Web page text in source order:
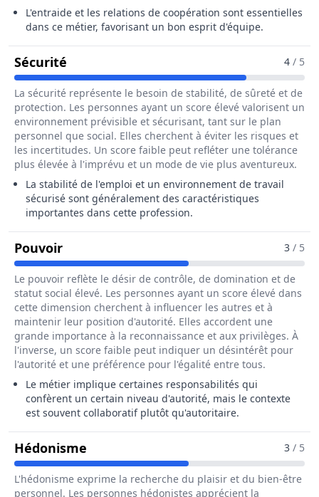
L'entraide et les relations de coopération sont essentielles
dans ce métier, favorisant un bon esprit d'équipe.
Sécurité Pour Le Métier De Hôte / Hôtesse De
4 / 5
La sécurité représente le besoin de stabilité, de sûreté et de
protection. Les personnes ayant un score élevé valorisent un
environnement prévisible et sécurisant, tant sur le plan
personnel que social. Elles cherchent à éviter les risques et
les incertitudes. Un score faible peut refléter une tolérance
plus élevée à l'imprévu et un mode de vie plus aventureux.
La stabilité de l'emploi et un environnement de travail
sécurisé sont généralement des caractéristiques
importantes dans cette profession.
PouvoirPour Le Métier De Hôte / Hôtesse De
3 / 5
Le pouvoir reflète le désir de contrôle, de domination et de
statut social élevé. Les personnes ayant un score élevé dans
cette dimension cherchent à influencer les autres et à
maintenir leur position d'autorité. Elles accordent une
grande importance à la reconnaissance et aux privilèges. À
l'inverse, un score faible peut indiquer un désintérêt pour
l'autorité et une préférence pour l'égalité entre tous.
Le métier implique certaines responsabilités qui
confèrent un certain niveau d'autorité, mais le contexte
est souvent collaboratif plutôt qu'autoritaire.
Hédonisme Pour Le Métier De Hôte / Hôtesse
3 / 5
L'hédonisme exprime la recherche du plaisir et du bien-être
personnel. Les personnes hédonistes apprécient la